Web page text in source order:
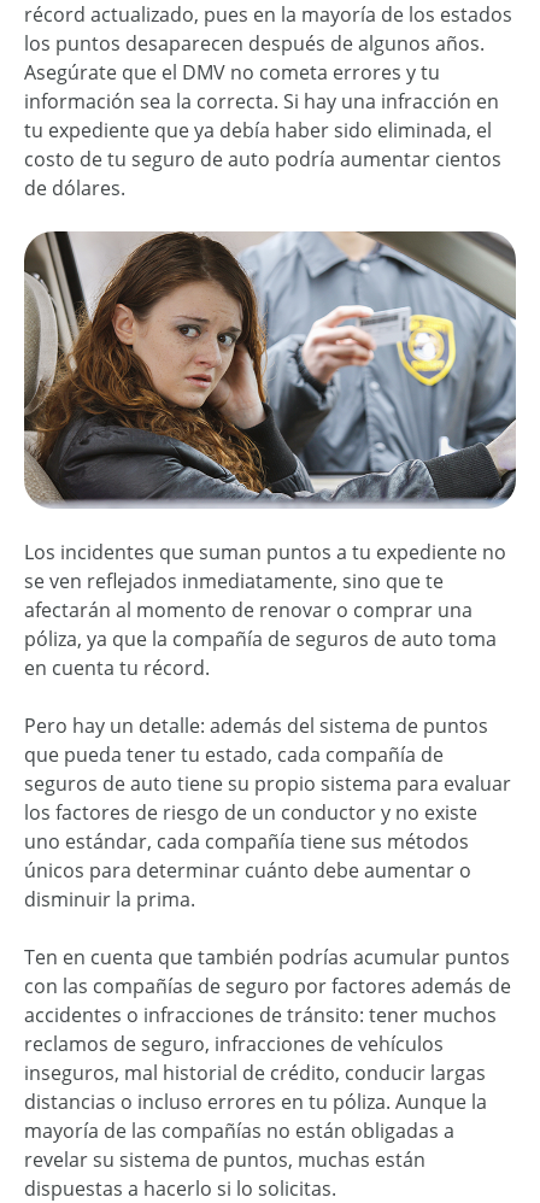
récord actualizado, pues en la mayoría de los estados
los puntos desaparecen después de algunos años.
Asegúrate que el DMV no cometa errores y tu
información sea la correcta. Si hay una infracción en
tu expediente que ya debía haber sido eliminada, el
costo de tu seguro de auto podría aumentar cientos
de dólares.
Los incidentes que suman puntos a tu expediente no
se ven reflejados inmediatamente, sino que te
afectarán al momento de renovar o comprar una
póliza, ya que la compañía de seguros de auto toma
en cuenta tu récord.
Pero hay un detalle: además del sistema de puntos
que pueda tener tu estado, cada compañía de
seguros de auto tiene su propio sistema para evaluar
los factores de riesgo de un conductor y no existe
uno estándar, cada compañía tiene sus métodos
únicos para determinar cuánto debe aumentar o
disminuir la prima.
Ten en cuenta que también podrías acumular puntos
con las compañías de seguro por factores además de
accidentes o infracciones de tránsito: tener muchos
reclamos de seguro, infracciones de vehículos
inseguros, mal historial de crédito, conducir largas
distancias o incluso errores en tu póliza. Aunque la
mayoría de las compañías no están obligadas a
revelar su sistema de puntos, muchas están
dispuestas a hacerlo si lo solicitas.